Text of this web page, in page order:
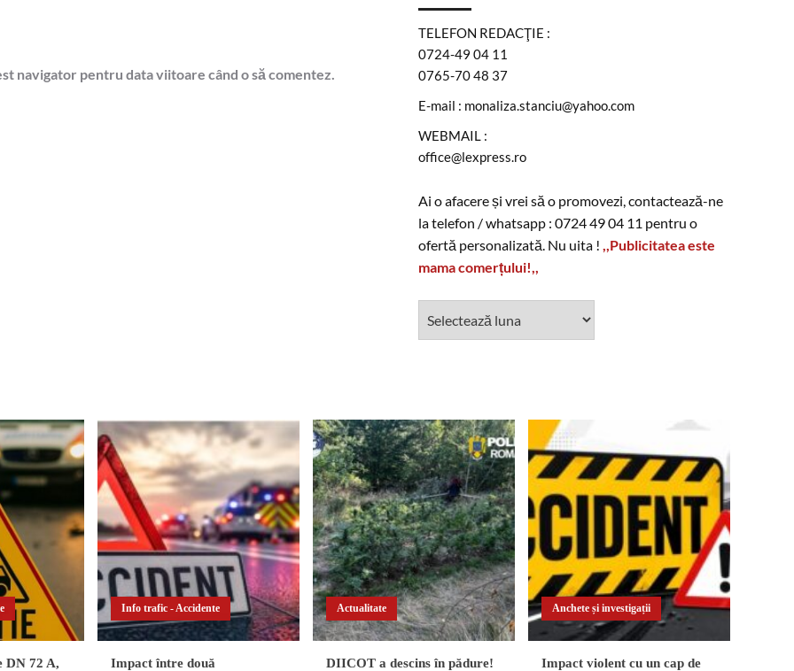
navigator pentru data viitoare când o să comentez.
TELEFON REDACŢIE :
0724-49 04 11
0765-70 48 37
E-mail : monaliza.stanciu@yahoo.com
WEBMAIL :
office@lexpress.ro
Ai o afacere și vrei să o promovezi, contactează-ne
la telefon / whatsapp : 0724 49 04 11 pentru o
ofertă personalizată. Nu uita ! ,,Publicitatea este
mama comerțului!,,
DN 72 A,
Info trafic - Accidente
Impact între două
Actualitate
DIICOT a descins în pădure!
Anchete și investigații
Impact violent cu un cap de